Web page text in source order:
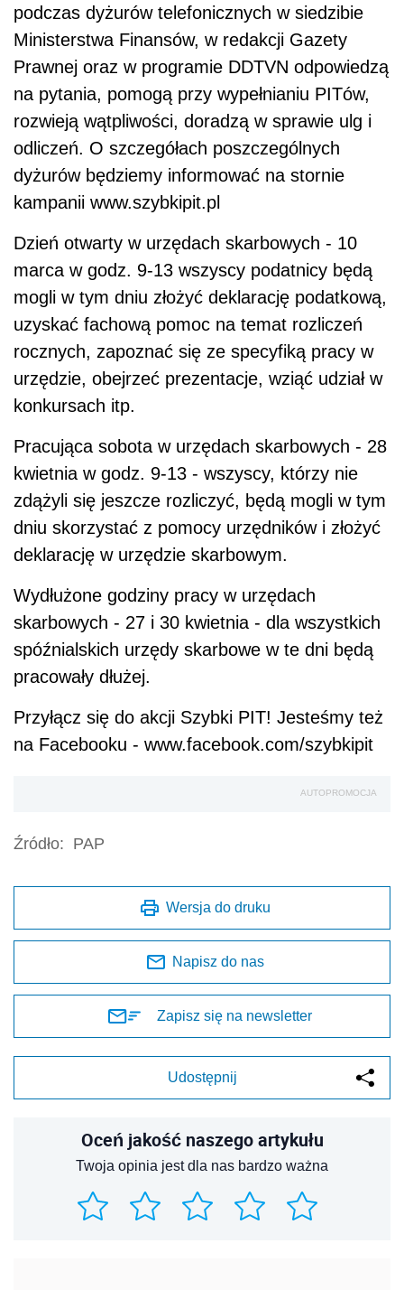
podczas dyżurów telefonicznych w siedzibie
Ministerstwa Finansów, w redakcji Gazety
Prawnej oraz w programie DDTVN odpowiedzą
na pytania, pomogą przy wypełnianiu PITów,
rozwieją wątpliwości, doradzą w sprawie ulg i
odliczeń. O szczegółach poszczególnych
dyżurów będziemy informować na stornie
kampanii www.szybkipit.pl
Dzień otwarty w urzędach skarbowych - 10
marca w godz. 9-13 wszyscy podatnicy będą
mogli w tym dniu złożyć deklarację podatkową,
uzyskać fachową pomoc na temat rozliczeń
rocznych, zapoznać się ze specyfiką pracy w
urzędzie, obejrzeć prezentacje, wziąć udział w
konkursach itp.
Pracująca sobota w urzędach skarbowych - 28
kwietnia w godz. 9-13 - wszyscy, którzy nie
zdążyli się jeszcze rozliczyć, będą mogli w tym
dniu skorzystać z pomocy urzędników i złożyć
deklarację w urzędzie skarbowym.
Wydłużone godziny pracy w urzędach
skarbowych - 27 i 30 kwietnia - dla wszystkich
spóźnialskich urzędy skarbowe w te dni będą
pracowały dłużej.
Przyłącz się do akcji Szybki PIT! Jesteśmy też
na Facebooku - www.facebook.com/szybkipit
AUTOPROMOCJA
Źródło: PAP
Wersja do druku
Napisz do nas
Zapisz się na newsletter
Udostępnij
Oceń jakość naszego artykułu
Twoja opinia jest dla nas bardzo ważna